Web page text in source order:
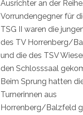
Ausrichter an der
Vorrundengegner für
TSG II waren die
des TV Horrenberg/
und die des TSV
den Schlosssaal
Beim Sprung hatten
Turnerinnen aus
Horrenberg/Balzfeld